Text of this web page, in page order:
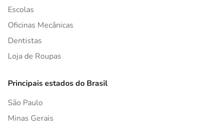
Escolas
Oficinas Mecânicas
Dentistas
Loja de Roupas
Principais estados do Brasil
São Paulo
Minas Gerais